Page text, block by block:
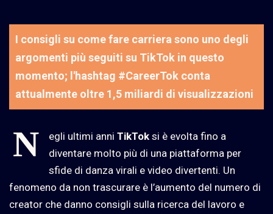
I consigli su come fare carriera sono uno degli
argomenti più seguiti su TikTok in questo
momento; l'hashtag #CareerTok conta
attualmente oltre 1,5 miliardi di visualizzazioni
N egli ultimi anni TikTok si è evolta fino a
diventare molto più di una piattaforma per
sfide di danza virali e video divertenti. Un
fenomeno da non trascurare è l’aumento del numero di
creator che danno consigli sulla ricerca del lavoro e